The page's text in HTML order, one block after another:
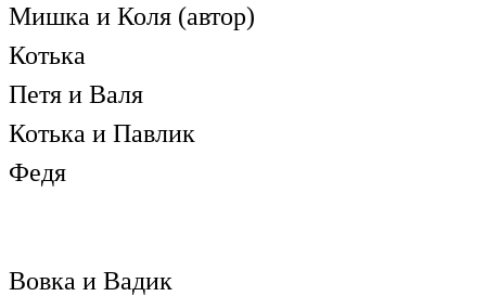
Мишка и Коля (автор)
Котька
Петя и Валя
Котька и Павлик
Федя
Вовка и Вадик